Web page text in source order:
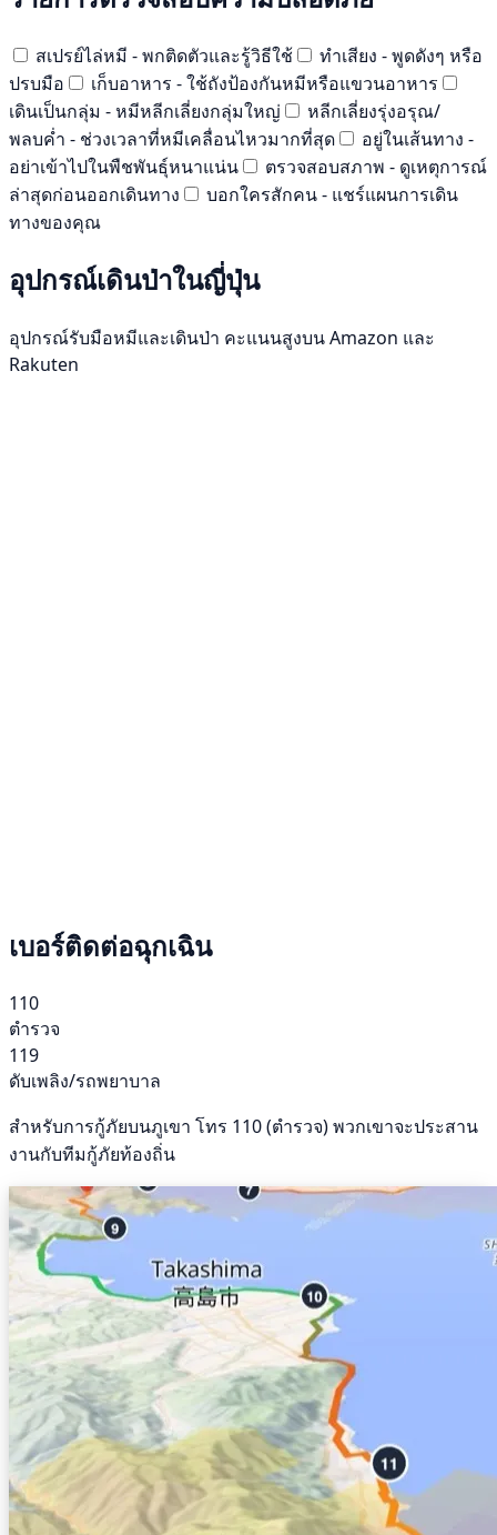
สเปรย์ไล่หมี - พกติดตัวและรู้วิธีใช้
ทำเสียง - พูดดังๆ หรือ
ปรบมือ
เก็บอาหาร - ใช้ถังป้องกันหมีหรือแขวนอาหาร
เดินเป็นกลุ่ม - หมีหลีกเลี่ยงกลุ่มใหญ่
หลีกเลี่ยงรุ่งอรุณ/
พลบค่ำ - ช่วงเวลาที่หมีเคลื่อนไหวมากที่สุด
อยู่ในเส้นทาง -
อย่าเข้าไปในพืชพันธุ์หนาแน่น
ตรวจสอบสภาพ - ดูเหตุการณ์
ล่าสุดก่อนออกเดินทาง
บอกใครสักคน - แชร์แผนการเดิน
ทางของคุณ
อุปกรณ์เดินป่าในญี่ปุ่น
อุปกรณ์รับมือหมีและเดินป่า คะแนนสูงบน Amazon และ
Rakuten
เบอร์ติดต่อฉุกเฉิน
110
ตำรวจ
119
ดับเพลิง/รถพยาบาล
สำหรับการกู้ภัยบนภูเขา โทร 110 (ตำรวจ) พวกเขาจะประสาน
งานกับทีมกู้ภัยท้องถิ่น